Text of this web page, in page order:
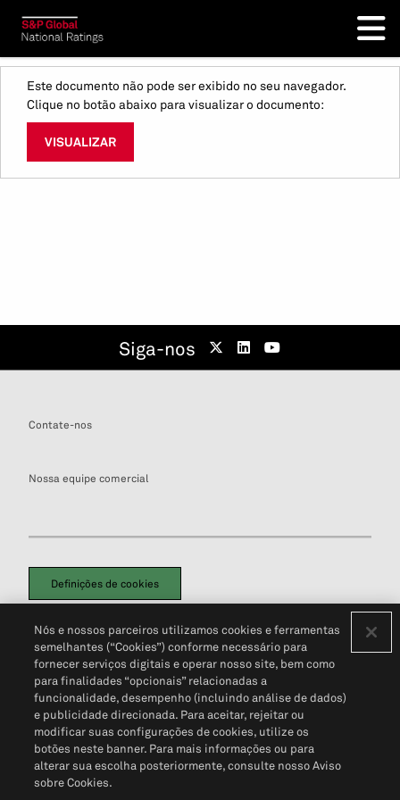
Este documento não pode ser exibido no seu navegador.
Clique no botão abaixo para visualizar o documento:
VISUALIZAR
Siga-nos
Contate-nos
Nossa equipe comercial
Definições de cookies
Política de PrivacidadePortal de privacidade do cliente (em inglês)
Não Venda Minhas Informações Pessoais© 2026 S&P Global
Nós e nossos parceiros utilizamos cookies e ferramentas
semelhantes (“Cookies”) conforme necessário para
fornecer serviços digitais e operar nosso site, bem como
para finalidades “opcionais” relacionadas a
funcionalidade, desempenho (incluindo análise de dados)
e publicidade direcionada. Para aceitar, rejeitar ou
modificar suas configurações de cookies, utilize os
botões neste banner. Para mais informações ou para
alterar sua escolha posteriormente, consulte nosso Aviso
sobre Cookies.